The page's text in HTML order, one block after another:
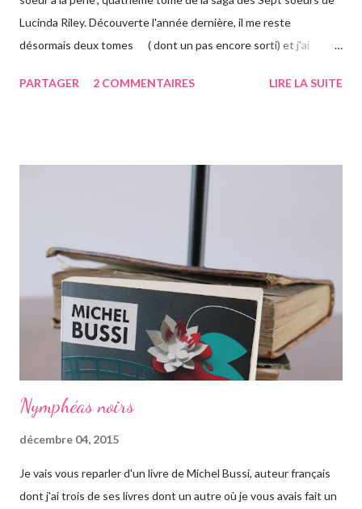
Lucinda Riley. Découverte l'année dernière, il me reste
désormais deux tomes ( dont un pas encore sorti) et j'ai
avez pu le voir précédemment sur le blog. Cette fois-ci on suit la
campagne anglaise, elle va quant à elle partir à l'autre bout du
globe. Habituée à voyager, mais jamais seule, ce long courrier lui
faire peur, mais pour autant elle va aller jusqu'au bout. Avant
d'arriver en Australie, elle fait escale plusieurs semaines en
Thaïlande, sur l'île de Krabi, où elle était déjà allée avec sa soeur.
Elle retrouve des personnes qu'elle conn...
PARTAGER 2 COMMENTAIRES LIRE LA SUITE
Nymphéas noirs
décembre 04, 2015
Je vais vous reparler d'un livre de Michel Bussi, auteur français
dont j'ai trois de ses livres dont un autre où je vous avais fait un